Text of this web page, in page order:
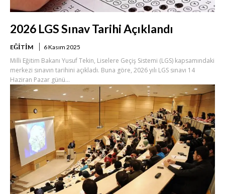
2026 LGS Sınav Tarihi Açıklandı
EĞITIM 6 Kasım 2025
Milli Eğitim Bakanı Yusuf Tekin, Liselere Geçiş Sistemi (LGS) kapsamındaki
merkezi sınavın tarihini açıkladı. Buna göre, 2026 yılı LGS sınavı 14
Haziran Pazar günü...